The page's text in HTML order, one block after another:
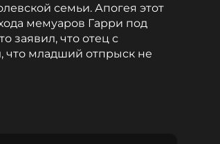
семьи. Апогея этот
мемуаров Гарри под
заявил, что отец с
что младший отпрыск не